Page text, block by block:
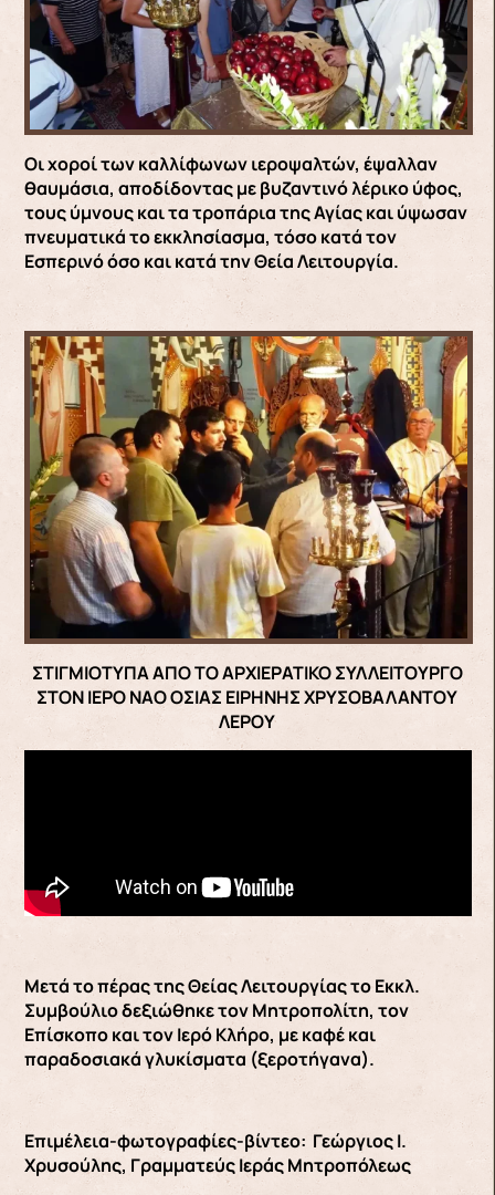
Οι χοροί των καλλίφωνων ιεροψαλτών, έψαλλαν
θαυμάσια, αποδίδοντας με βυζαντινό λέρικο ύφος,
τους ύμνους και τα τροπάρια της Αγίας και ύψωσαν
πνευματικά το εκκλησίασμα, τόσο κατά τον
Εσπερινό όσο και κατά την Θεία Λειτουργία.
ΣΤΙΓΜΙΟΤΥΠΑ ΑΠΟ ΤΟ ΑΡΧΙΕΡΑΤΙΚΟ ΣΥΛΛΕΙΤΟΥΡΓΟ
ΣΤΟΝ ΙΕΡΟ ΝΑΟ ΟΣΙΑΣ ΕΙΡΗΝΗΣ ΧΡΥΣΟΒΑΛΑΝΤΟΥ
ΛΕΡΟΥ
Μετά το πέρας της Θείας Λειτουργίας το Εκκλ.
Συμβούλιο δεξιώθηκε τον Μητροπολίτη, τον
Επίσκοπο και τον Ιερό Κλήρο, με καφέ και
παραδοσιακά γλυκίσματα (ξεροτήγανα).
Επιμέλεια-φωτογραφίες-βίντεο: Γεώργιος Ι.
Χρυσούλης, Γραμματεύς Ιεράς Μητροπόλεως